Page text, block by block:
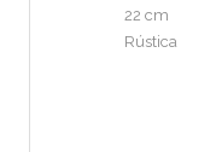
22 cm
Rústica